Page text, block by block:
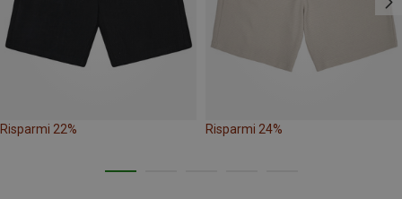
Risparmi 22% Risparmi 24%